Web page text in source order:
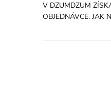
V DZUMDZUM
OBJEDNÁVCE. JAK